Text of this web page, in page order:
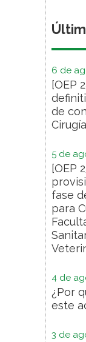
6 de
[OEP
de
5 de
[OEP
fase
para
4 de
¿Por
este
3 de